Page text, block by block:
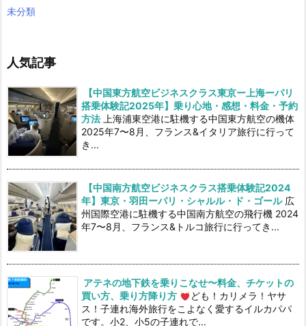
未分類
人気記事
【中国東方航空ビジネスクラス東京ー上海ーパリ
搭乗体験記2025年】乗り心地・感想・料金・予約
方法 上海浦東空港に駐機する中国東方航空の機体
2025年7〜8月、フランス&イタリア旅行に行って
き...
【中国南方航空ビジネスクラス搭乗体験記2024
年】東京・羽田ーパリ・シャルル・ド・ゴール 広
州国際空港に駐機する中国南方航空の飛行機 2024
年7〜8月、フランス&トルコ旅行に行ってき...
アテネの地下鉄を乗りこなせ〜料金、チケットの
買い方、乗り方降り方
ども！カリメラ！ヤサ
ス！子連れ海外旅行をこよなく愛するイルカパパ
です。小2、小5の子連れで...